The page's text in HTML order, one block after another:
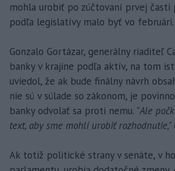
mohla urobiť po zúčtovaní prvej časti
podľa legislatívy malo byť vo februári.
Gonzalo Gortázar, generálny riaditeľ
banky v krajine podľa aktív, na tom
uviedol, že ak bude finálny návrh
nie sú v súlade so zákonom, je
banky odvolať sa proti nemu. "Ale
text, aby sme mohli urobiť rozhodnutie,"
Ak totiž politické strany v senáte, v